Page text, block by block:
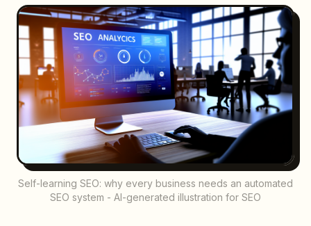
Self-learning SEO: why every business needs an automated
SEO system - AI-generated illustration for SEO